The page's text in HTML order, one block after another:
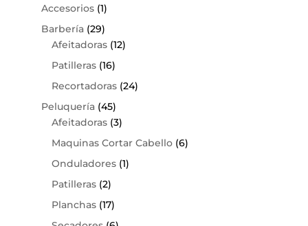
Accesorios (1)
Barbería (29)
Afeitadoras (12)
Patilleras (16)
Recortadoras (24)
Peluquería (45)
Afeitadoras (3)
Maquinas Cortar Cabello (6)
Onduladores (1)
Patilleras (2)
Planchas (17)